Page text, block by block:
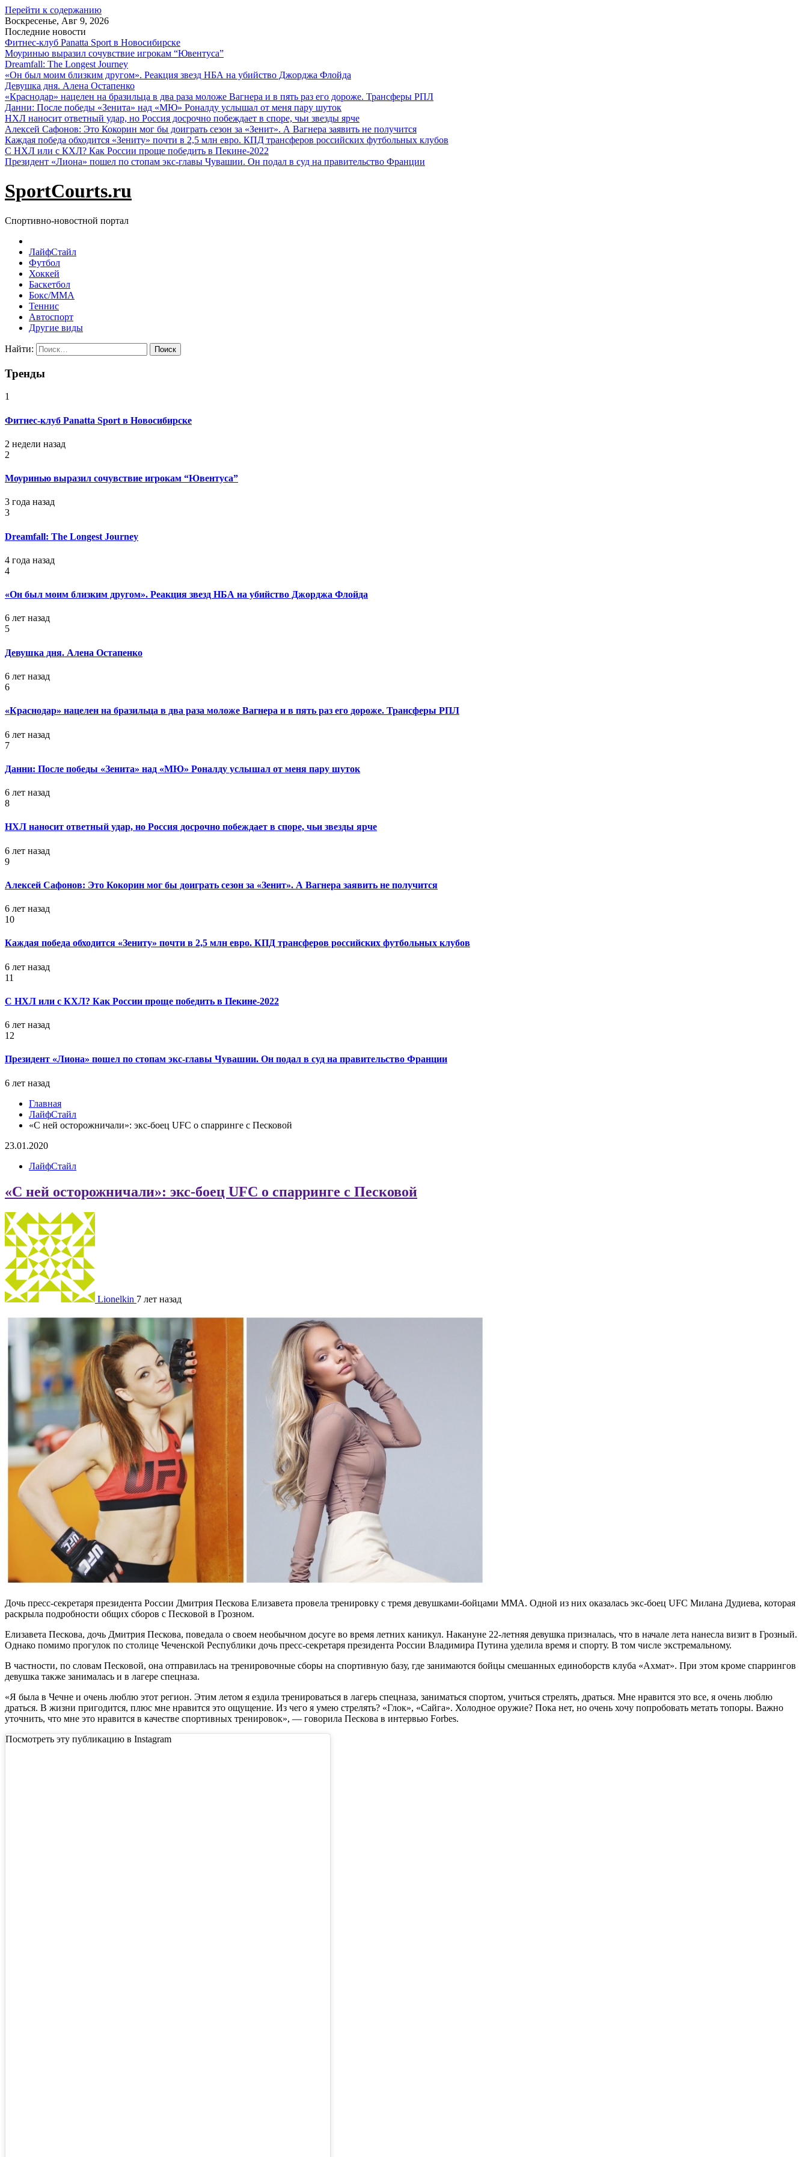
Перейти к содержанию
Воскресенье, Авг 9, 2026
Последние новости
Фитнес-клуб Panatta Sport в Новосибирске
Моуринью выразил сочувствие игрокам “Ювентуса”
Dreamfall: The Longest Journey
«Он был моим близким другом». Реакция звезд НБА на убийство Джорджа Флойда
Девушка дня. Алена Остапенко
«Краснодар» нацелен на бразильца в два раза моложе Вагнера и в пять раз его дороже. Трансферы РПЛ
Данни: После победы «Зенита» над «МЮ» Роналду услышал от меня пару шуток
НХЛ наносит ответный удар, но Россия досрочно побеждает в споре, чьи звезды ярче
Алексей Сафонов: Это Кокорин мог бы доиграть сезон за «Зенит». А Вагнера заявить не получится
Каждая победа обходится «Зениту» почти в 2,5 млн евро. КПД трансферов российских футбольных клубов
С НХЛ или с КХЛ? Как России проще победить в Пекине-2022
Президент «Лиона» пошел по стопам экс-главы Чувашии. Он подал в суд на правительство Франции
SportCourts.ru
Спортивно-новостной портал
ЛайфСтайл
Футбол
Хоккей
Баскетбол
Бокс/MMA
Теннис
Автоспорт
Другие виды
Найти:
Тренды
1
Фитнес-клуб Panatta Sport в Новосибирске
2 недели назад
2
Моуринью выразил сочувствие игрокам “Ювентуса”
3 года назад
3
Dreamfall: The Longest Journey
4 года назад
4
«Он был моим близким другом». Реакция звезд НБА на убийство Джорджа Флойда
6 лет назад
5
Девушка дня. Алена Остапенко
6 лет назад
6
«Краснодар» нацелен на бразильца в два раза моложе Вагнера и в пять раз его дороже. Трансферы РПЛ
6 лет назад
7
Данни: После победы «Зенита» над «МЮ» Роналду услышал от меня пару шуток
6 лет назад
8
НХЛ наносит ответный удар, но Россия досрочно побеждает в споре, чьи звезды ярче
6 лет назад
9
Алексей Сафонов: Это Кокорин мог бы доиграть сезон за «Зенит». А Вагнера заявить не получится
6 лет назад
10
Каждая победа обходится «Зениту» почти в 2,5 млн евро. КПД трансферов российских футбольных клубов
6 лет назад
11
С НХЛ или с КХЛ? Как России проще победить в Пекине-2022
6 лет назад
12
Президент «Лиона» пошел по стопам экс-главы Чувашии. Он подал в суд на правительство Франции
6 лет назад
Главная
ЛайфСтайл
«С ней осторожничали»: экс-боец UFC о спарринге с Песковой
23.01.2020
ЛайфСтайл
«С ней осторожничали»: экс-боец UFC о спарринге с Песковой
Lionelkin 7 лет назад
Дочь пресс-секретаря президента России Дмитрия Пескова Елизавета провела тренировку с тремя девушками-бойцами ММА. Одной из них оказалась экс-боец UFC Милана Дудиева, которая
раскрыла подробности общих сборов с Песковой в Грозном.
Елизавета Пескова, дочь Дмитрия Пескова, поведала о своем необычном досуге во время летних каникул. Накануне 22-летняя девушка призналась, что в начале лета нанесла визит в Грозный.
Однако помимо прогулок по столице Чеченской Республики дочь пресс-секретаря президента России Владимира Путина уделила время и спорту. В том числе экстремальному.
В частности, по словам Песковой, она отправилась на тренировочные сборы на спортивную базу, где занимаются бойцы смешанных единоборств клуба «Ахмат». При этом кроме спаррингов
девушка также занималась и в лагере спецназа.
«Я была в Чечне и очень люблю этот регион. Этим летом я ездила тренироваться в лагерь спецназа, заниматься спортом, учиться стрелять, драться. Мне нравится это все, я очень люблю
драться. В жизни пригодится, плюс мне нравится это ощущение. Из чего я умею стрелять? «Глок», «Сайга». Холодное оружие? Пока нет, но очень хочу попробовать метать топоры. Важно
уточнить, что мне это нравится в качестве спортивных тренировок», — говорила Пескова в интервью Forbes.
Посмотреть эту публикацию в Instagram